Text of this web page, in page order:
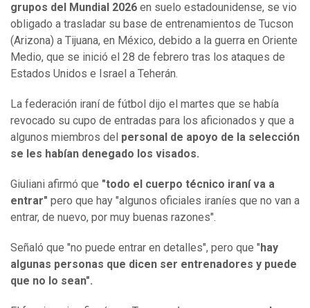
grupos del Mundial 2026 en suelo estadounidense, se vio
obligado a trasladar su base de entrenamientos de Tucson
(Arizona) a Tijuana, en México, debido a la guerra en Oriente
Medio, que se inició el 28 de febrero tras los ataques de
Estados Unidos e Israel a Teherán.
La federación iraní de fútbol dijo el martes que se había
revocado su cupo de entradas para los aficionados y que a
algunos miembros del personal de apoyo de la selección
se les habían denegado los visados.
Giuliani afirmó que "todo el cuerpo técnico iraní va a
entrar" pero que hay "algunos oficiales iraníes que no van a
entrar, de nuevo, por muy buenas razones".
Señaló que "no puede entrar en detalles", pero que " hay
algunas personas que dicen ser entrenadores y puede
que no lo sean".